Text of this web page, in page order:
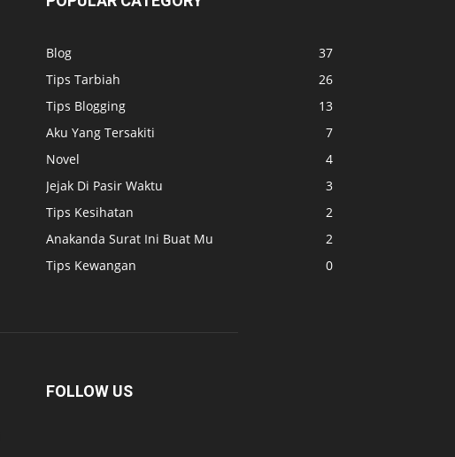
Blog
37
Tips Tarbiah
26
Tips Blogging
13
Aku Yang Tersakiti
7
Novel
4
Jejak Di Pasir Waktu
3
Tips Kesihatan
2
Anakanda Surat Ini Buat Mu
2
Tips Kewangan
0
FOLLOW US